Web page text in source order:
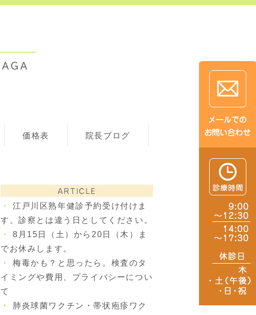
価格表 院長ブログ
ARTICLE
江戸川区熟年健診予約受け付けま
す。診察とは違う日としてください。
8月15日（土）から20日（木）ま
でお休みします。
梅毒かも？と思ったら。検査のタ
イミングや費用、プライバシーについ
て
肺炎球菌ワクチン・帯状疱疹ワク